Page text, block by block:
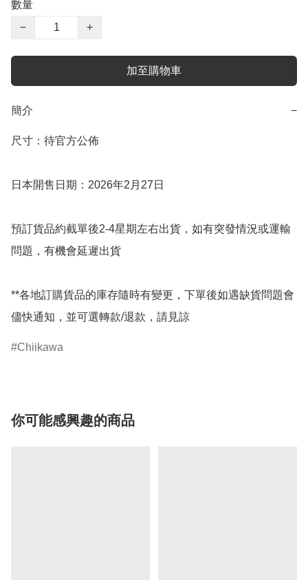
數量
−
+
加至購物車
簡介 −
尺寸：待官方公佈
日本開售日期：2026年2月27日
預訂貨品約截單後2-4星期左右出貨，如有突發情況或運輸
問題，有機會延遲出貨
**各地訂購貨品的庫存隨時有變更，下單後如遇缺貨問題會
儘快通知，並可選轉款/退款，請見諒
Chiikawa
你可能感興趣的商品